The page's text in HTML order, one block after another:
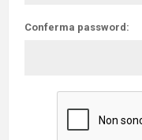
Conferma password: